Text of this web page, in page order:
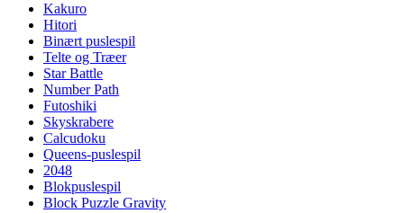
Kakuro
Hitori
Binært puslespil
Telte og Træer
Star Battle
Number Path
Futoshiki
Skyskrabere
Calcudoku
Queens-puslespil
2048
Blokpuslespil
Block Puzzle Gravity